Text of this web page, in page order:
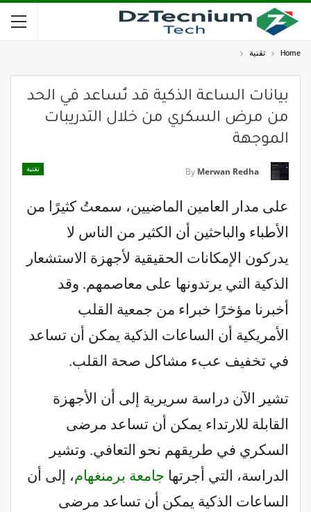
Home تقنية
بيانات الساعة الذكية قد تُساعد في الحد
من مرض السكري من خلال التدريبات
الموجهة
تقنية By Merwan Redha
على مدار العامين الماضيين، سمعتُ كثيرًا من
الأطباء والباحثين أن الكثير من الناس لا
يدركون الإمكانات الحقيقية لأجهزة الاستشعار
الذكية التي يرتدونها على معاصمهم. وقد
أخبرنا مؤخرًا خبراء من جمعية القلب
الأمريكية أن الساعات الذكية يمكن أن تساعد
في تخفيف عبء مشاكل صحة القلب.
تشير الآن دراسة سريرية إلى أن الأجهزة
القابلة للارتداء يمكن أن تساعد مرضى
السكري في طريقهم نحو التعافي. وتشير
الدراسة، التي أجرتها جامعة برمنغهام، إلى أن
الساعات الذكية يمكن أن تساعد مرضى